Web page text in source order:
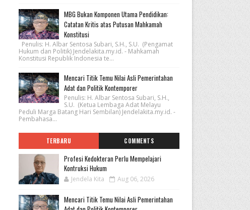
MBG Bukan Komponen Utama Pendidikan:
Catatan Kritis atas Putusan Mahkamah
Konstitusi
Penulis: H. Albar Sentosa Subari, S.H., S.U. (Pengamat
Hukum dan Politik) Jendelakita.my.id. - Mahkamah
Konstitusi Republik Indonesia te...
Mencari Titik Temu Nilai Asli Pemerintahan
Adat dan Politik Kontemporer
Penulis: H. Albar Sentosa Subari, S.H.,
S.U. (Ketua Lembaga Adat Melayu
Peduli Marga Batang Hari Sembilan) Jendelakita.my.id. -
Pembahasa...
TERBARU COMMENTS
Profesi Kedokteran Perlu Mempelajari
Kontruksi Hukum
Jendela Kita Aug 06, 2026
Mencari Titik Temu Nilai Asli Pemerintahan